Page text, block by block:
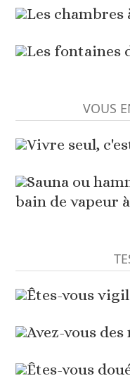
Les chambres
Les fontaines
VOUS
Vivre seul,
Sauna ou
bain de vapeur
Êtes-vous
Avez-vous
Êtes-vous